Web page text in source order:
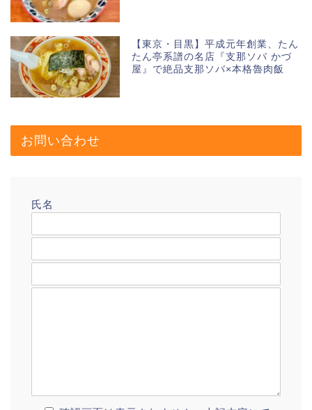
【東京・目黒】平成元年創業、たん
たん亭系譜の名店『支那ソバ かづ
屋』で絶品支那ソバ×本格魯肉飯
お問い合わせ
氏名
プロフィール